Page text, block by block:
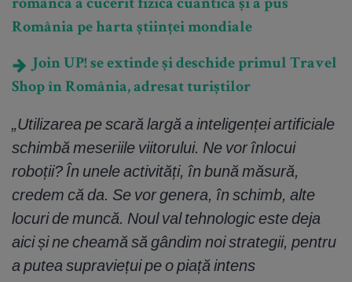
româncă a cucerit fizica cuantică și a pus
România pe harta științei mondiale
Join UP! se extinde și deschide primul Travel
Shop în România, adresat turiștilor
„Utilizarea pe scară largă a inteligenței artificiale
schimbă meseriile viitorului. Ne vor înlocui
roboții? În unele activități, în bună măsură,
credem că da. Se vor genera, în schimb, alte
locuri de muncă. Noul val tehnologic este deja
aici și ne cheamă să gândim noi strategii, pentru
a putea supraviețui pe o piață intens